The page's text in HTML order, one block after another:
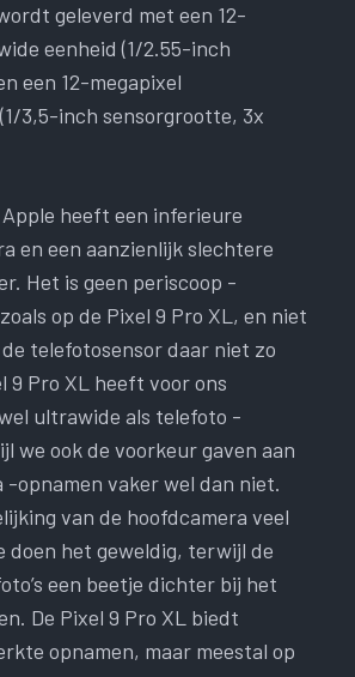
geleverd met een 12-
eenheid (1/2.55-inch
een 12-megapixel
3,5-inch sensorgrootte, 3x
heeft een inferieure
en een aanzienlijk slechtere
Het is geen periscoop -
op de Pixel 9 Pro XL, en niet
telefotosensor daar niet zo
9 Pro XL heeft voor ons
ultrawide als telefoto -
we ook de voorkeur gaven aan
-opnamen vaker wel dan niet.
van de hoofdcamera veel
doen het geweldig, terwijl de
een beetje dichter bij het
De Pixel 9 Pro XL biedt
opnamen, maar meestal op